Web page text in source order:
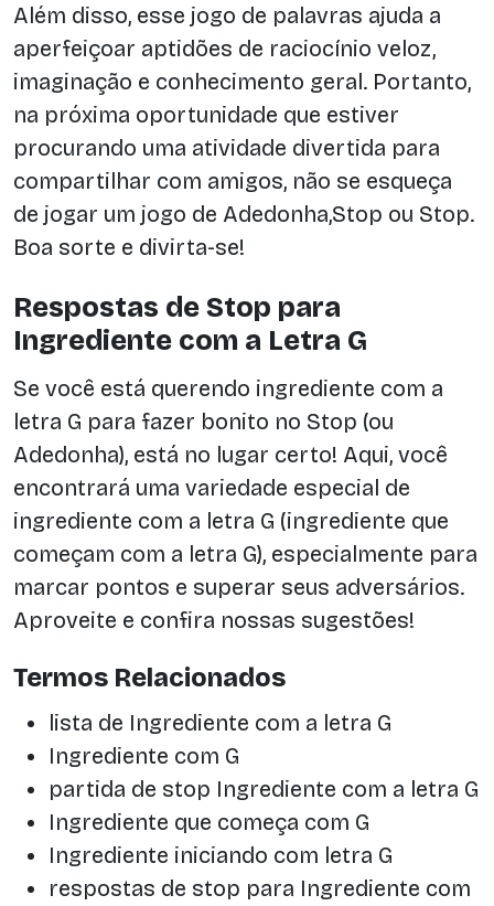
Além disso, esse jogo de palavras ajuda a
aperfeiçoar aptidões de raciocínio veloz,
imaginação e conhecimento geral. Portanto,
na próxima oportunidade que estiver
procurando uma atividade divertida para
compartilhar com amigos, não se esqueça
de jogar um jogo de Adedonha,Stop ou Stop.
Boa sorte e divirta-se!
Respostas de Stop para
Ingrediente com a Letra G
Se você está querendo ingrediente com a
letra G para fazer bonito no Stop (ou
Adedonha), está no lugar certo! Aqui, você
encontrará uma variedade especial de
ingrediente com a letra G (ingrediente que
começam com a letra G), especialmente para
marcar pontos e superar seus adversários.
Aproveite e confira nossas sugestões!
Termos Relacionados
lista de Ingrediente com a letra G
Ingrediente com G
partida de stop Ingrediente com a letra G
Ingrediente que começa com G
Ingrediente iniciando com letra G
respostas de stop para Ingrediente com